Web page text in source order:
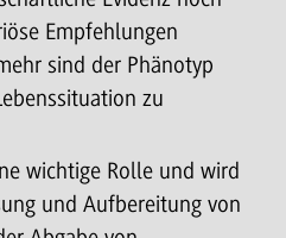
Empfehlungen
sind der Phänotyp
zu
wichtige Rolle und wird
und Aufbereitung von